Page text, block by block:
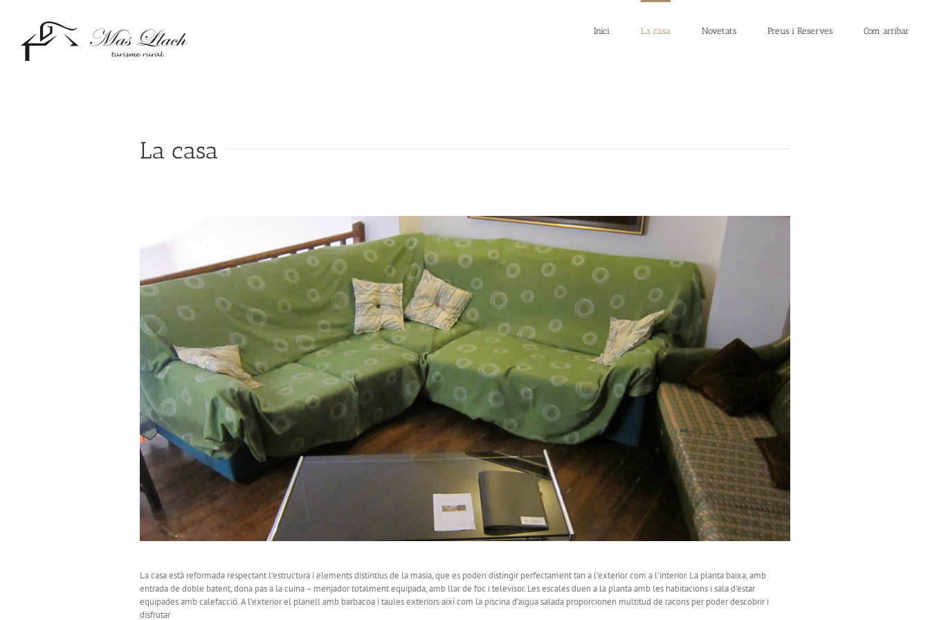
Inici La casa Novetats Preus i Reserves Com arribar
La casa
La casa està reformada respectant l’estructura i elements distintius de la masia, que es poden distingir perfectament tan a l’exterior com a l’interior. La planta baixa, amb
entrada de doble batent, dona pas a la cuina – menjador totalment equipada, amb llar de foc i televisor. Les escales duen a la planta amb les habitacions i sala d’estar
equipades amb calefacció. A l’exterior el planell amb barbacoa i taules exteriors així com la piscina d’aigua salada proporcionen multitud de racons per poder descobrir i
disfrutar